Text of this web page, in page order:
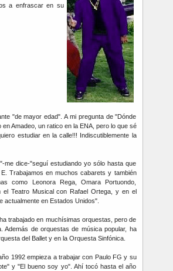
a enfrascar en su
"de mayor edad". A mi pregunta de "Dónde
Amadeo, un ratico en la ENA, pero lo que sé
estudiar en la calle!!! Indiscutiblemente la
me dice-"seguí estudiando yo sólo hasta que
Trabajamos en muchos cabarets y también
como Leonora Rega, Omara Portuondo,
el Teatro Musical con Rafael Ortega, y en el
actualmente en Estados Unidos".
trabajado en muchísimas orquestas, pero de
Además de orquestas de música popular, ha
del Ballet y en la Orquesta Sinfónica.
1992 empieza a trabajar con Paulo FG y su
y "El bueno soy yo". Ahí tocó hasta el año